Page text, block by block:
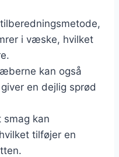
i væske, hvilket
kan også
en dejlig sprød
smag kan
tilføjer en